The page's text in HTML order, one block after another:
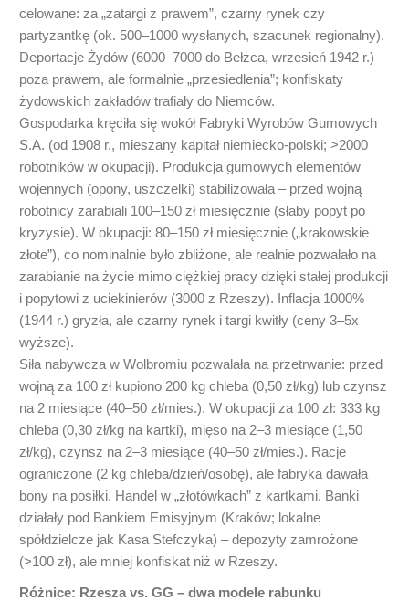
celowane: za „zatargi z prawem”, czarny rynek czy
partyzantkę (ok. 500–1000 wysłanych, szacunek regionalny).
Deportacje Żydów (6000–7000 do Bełżca, wrzesień 1942 r.) –
poza prawem, ale formalnie „przesiedlenia”; konfiskaty
żydowskich zakładów trafiały do Niemców.
Gospodarka kręciła się wokół Fabryki Wyrobów Gumowych
S.A. (od 1908 r., mieszany kapitał niemiecko-polski; >2000
robotników w okupacji). Produkcja gumowych elementów
wojennych (opony, uszczelki) stabilizowała – przed wojną
robotnicy zarabiali 100–150 zł miesięcznie (słaby popyt po
kryzysie). W okupacji: 80–150 zł miesięcznie („krakowskie
złote”), co nominalnie było zbliżone, ale realnie pozwalało na
zarabianie na życie mimo ciężkiej pracy dzięki stałej produkcji
i popytowi z uciekinierów (3000 z Rzeszy). Inflacja 1000%
(1944 r.) gryzła, ale czarny rynek i targi kwitły (ceny 3–5x
wyższe).
Siła nabywcza w Wolbromiu pozwalała na przetrwanie: przed
wojną za 100 zł kupiono 200 kg chleba (0,50 zł/kg) lub czynsz
na 2 miesiące (40–50 zł/mies.). W okupacji za 100 zł: 333 kg
chleba (0,30 zł/kg na kartki), mięso na 2–3 miesiące (1,50
zł/kg), czynsz na 2–3 miesiące (40–50 zł/mies.). Racje
ograniczone (2 kg chleba/dzień/osobę), ale fabryka dawała
bony na posiłki. Handel w „złotówkach” z kartkami. Banki
działały pod Bankiem Emisyjnym (Kraków; lokalne
spółdzielcze jak Kasa Stefczyka) – depozyty zamrożone
(>100 zł), ale mniej konfiskat niż w Rzeszy.
Różnice: Rzesza vs. GG – dwa modele rabunku